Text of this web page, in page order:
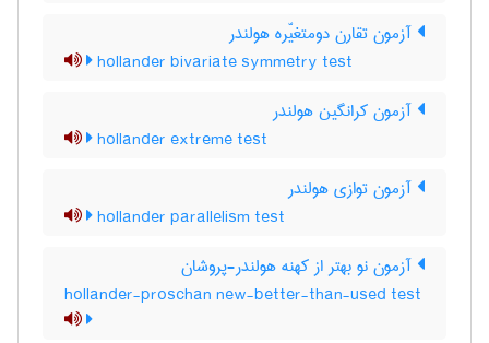
آزمون تقارن دومتغیّره هولندر
hollander bivariate symmetry test
آزمون کرانگین هولندر
hollander extreme test
آزمون توازی هولندر
hollander parallelism test
آزمون نو بهتر از کهنه هولندر-پروشان
hollander-proschan new-better-than-used test